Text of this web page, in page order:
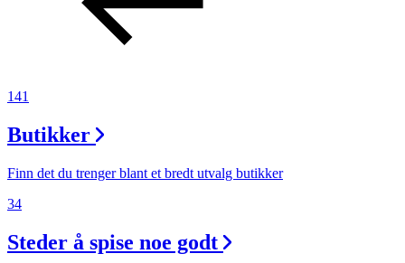
Åpningstider
Ledige stillinger
Magasin
Gavekort
141
Butikker
Finn det du trenger blant et bredt utvalg butikker
34
Steder å spise noe godt